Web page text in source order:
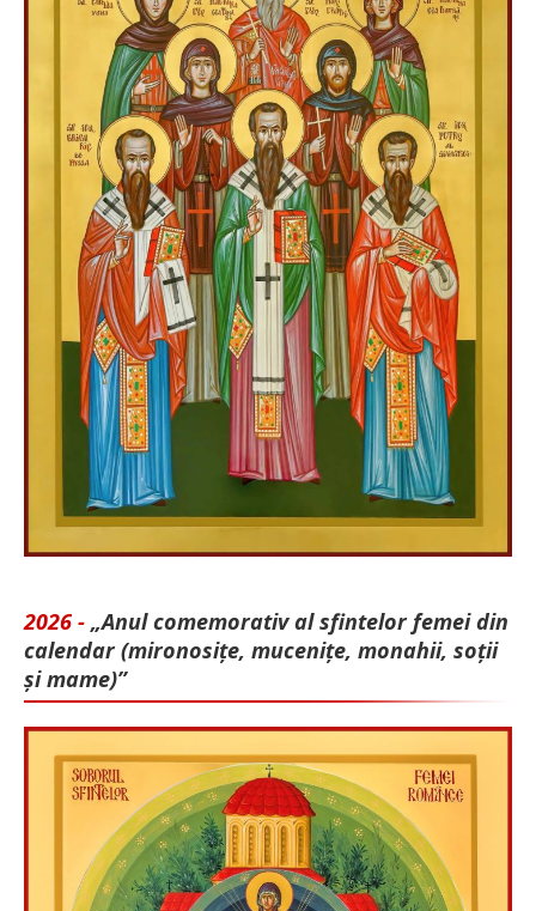
2026 - „Anul comemorativ al sfintelor femei din
calendar (mironosițe, mu­cenițe, monahii, soții
și mame)”